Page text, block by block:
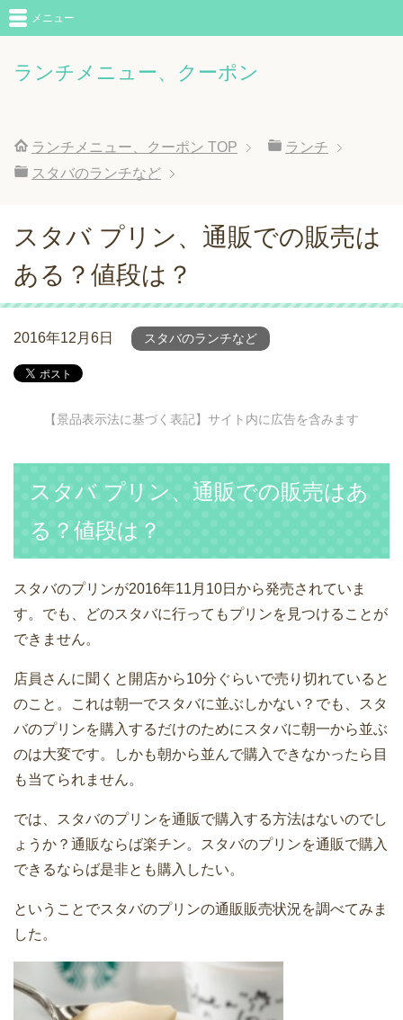
ランチメニュー、クーポン
メニュー
ランチメニュー、クーポン TOP
ランチ
スタバのランチなど
スタバ プリン、通販での販売は
ある？値段は？
2016年12月6日 スタバのランチなど
【景品表示法に基づく表記】サイト内に広告を含みます
スタバ プリン、通販での販売はあ
る？値段は？
スタバのプリンが2016年11月10日から発売されていま
す。でも、どのスタバに行ってもプリンを見つけることが
できません。
店員さんに聞くと開店から10分ぐらいで売り切れていると
のこと。これは朝一でスタバに並ぶしかない？でも、スタ
バのプリンを購入するだけのためにスタバに朝一から並ぶ
のは大変です。しかも朝から並んで購入できなかったら目
も当てられません。
では、スタバのプリンを通販で購入する方法はないのでし
ょうか？通販ならば楽チン。スタバのプリンを通販で購入
できるならば是非とも購入したい。
ということでスタバのプリンの通販販売状況を調べてみま
した。